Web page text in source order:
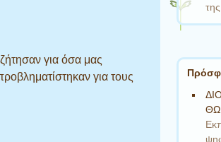
για όσα μας
για τους